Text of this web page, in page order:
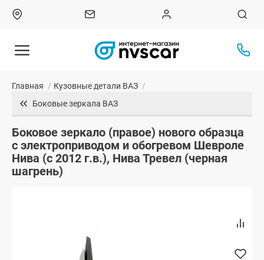
Главная / Кузовные детали ВАЗ /
Боковые зеркала ВАЗ
Боковое зеркало (правое) нового образца
с электроприводом и обогревом Шевроле
Нива (с 2012 г.в.), Нива Тревел (черная
шагрень)